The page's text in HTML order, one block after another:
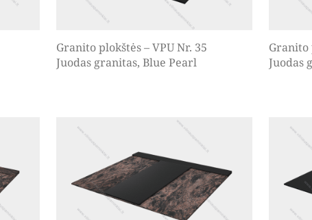
Granito plokštės – VPU Nr. 35
Juodas granitas, Blue Pearl
Granito
Juodas